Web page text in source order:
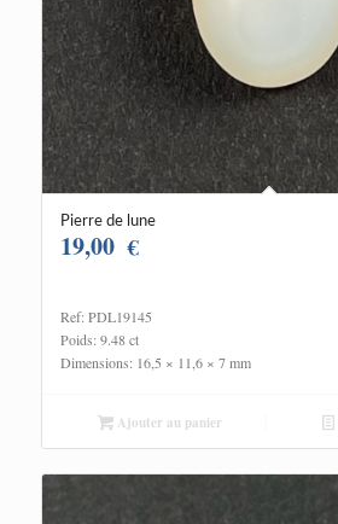
Pierre de lune
19,00 €
Ref: PDL19145
Poids: 9.48 ct
Dimensions: 16,5 × 11,6 × 7 mm
Ajouter au panier